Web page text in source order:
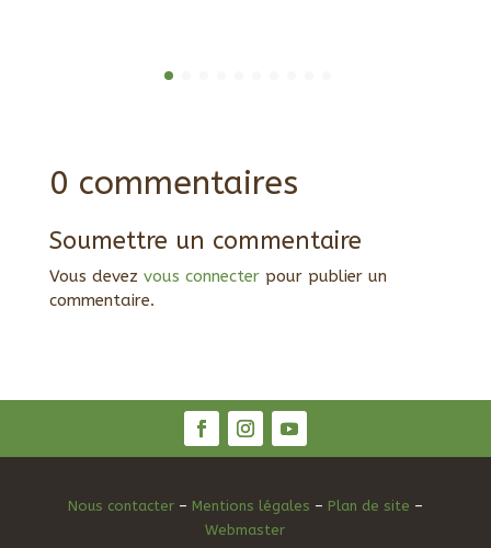
0 commentaires
Soumettre un commentaire
Vous devez vous connecterpour publier un
commentaire.
Nous contacter– Mentions légales – Plan de site –
Webmaster